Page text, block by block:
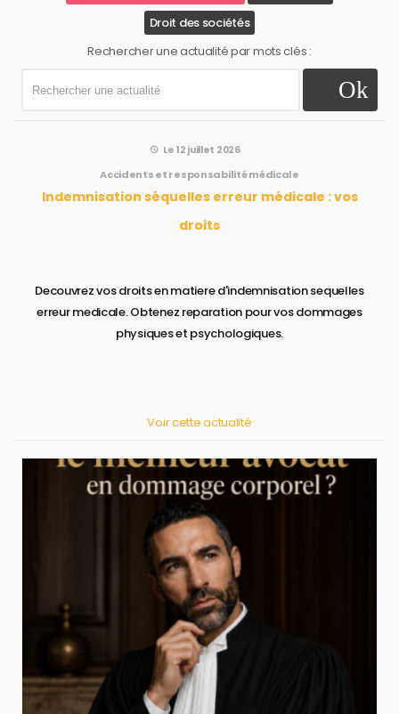
Droit des sociétés
Rechercher une actualité par mots clés :
Le 12 juillet 2026
Accidents et responsabilité médicale
Indemnisation séquelles erreur médicale : vos
droits
Decouvrez vos droits en matiere d'indemnisation sequelles
erreur medicale. Obtenez reparation pour vos dommages
physiques et psychologiques.
Voir cette actualité